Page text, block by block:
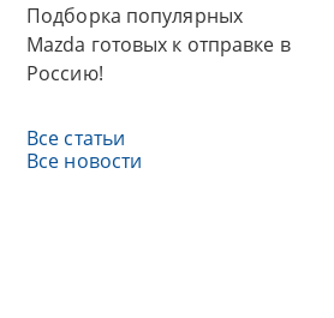
Подборка популярных
Mazda готовых к отправке в
Россию!
Все статьи
Все новости